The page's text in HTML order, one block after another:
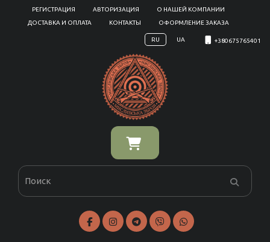
РЕГИСТРАЦИЯ АВТОРИЗАЦИЯ
О НАШЕЙ КОМПАНИИ
ДОСТАВКА И ОПЛАТА
КОНТАКТЫ ОФОРМЛЕНИЕ ЗАКАЗА
RU UA +380675765401